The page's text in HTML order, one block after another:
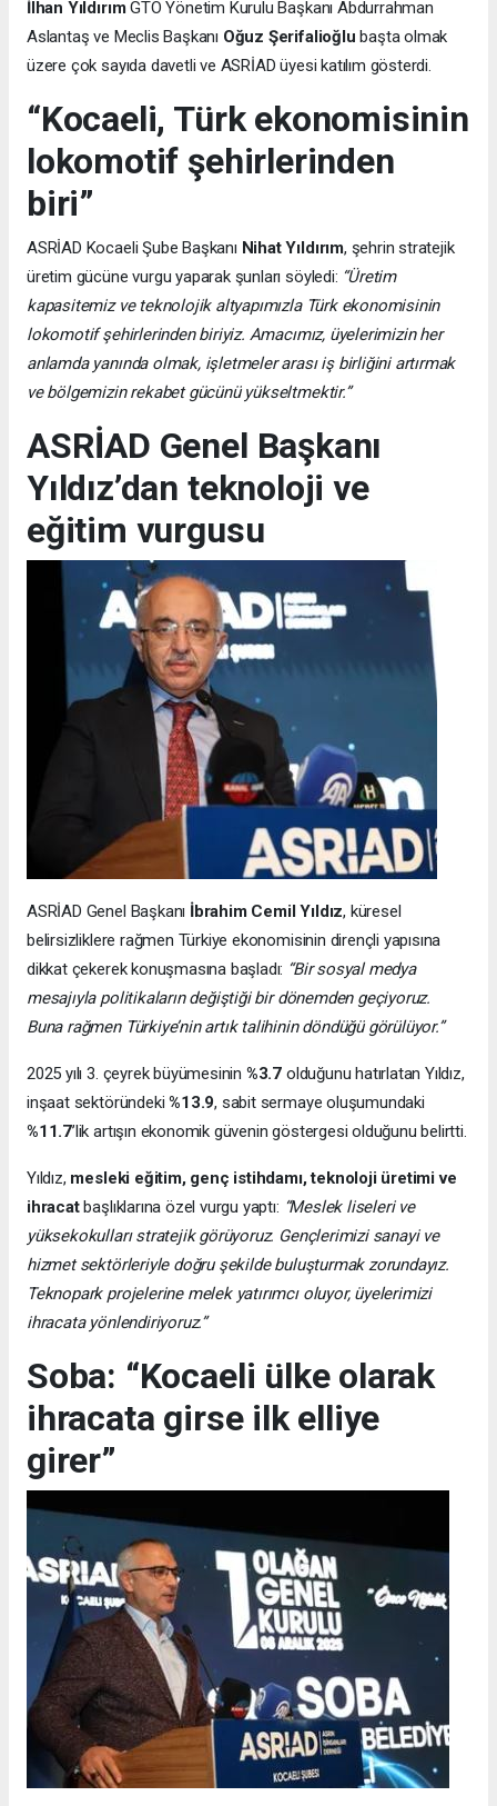
İlhan YıldırımGTO Yönetim Kurulu Başkanı Abdurrahman
Aslantaş ve Meclis Başkanı Oğuz Şerifalioğlu başta olmak
üzere çok sayıda davetli ve ASRİAD üyesi katılım gösterdi.
“Kocaeli, Türk ekonomisinin
lokomotif şehirlerinden
biri”
ASRİAD Kocaeli Şube Başkanı Nihat Yıldırım, şehrin stratejik
üretim gücüne vurgu yaparak şunları söyledi: “Üretim
kapasitemiz ve teknolojik altyapımızla Türk ekonomisinin
lokomotif şehirlerinden biriyiz. Amacımız, üyelerimizin her
anlamda yanında olmak, işletmeler arası iş birliğini artırmak
ve bölgemizin rekabet gücünü yükseltmektir.”
ASRİAD Genel Başkanı
Yıldız’dan teknoloji ve
eğitim vurgusu
ASRİAD Genel Başkanı İbrahim Cemil Yıldız, küresel
belirsizliklere rağmen Türkiye ekonomisinin dirençli yapısına
dikkat çekerek konuşmasına başladı: “Bir sosyal medya
mesajıyla politikaların değiştiği bir dönemden geçiyoruz.
Buna rağmen Türkiye’nin artık talihinin döndüğü görülüyor.”
2025 yılı 3. çeyrek büyümesinin %3.7 olduğunu hatırlatan Yıldız,
inşaat sektöründeki%13.9, sabit sermaye oluşumundaki
%11.7’lik artışın ekonomik güvenin göstergesi olduğunu belirtti.
Yıldız, mesleki eğitim, genç istihdamı, teknoloji üretimi ve
ihracatbaşlıklarına özel vurgu yaptı: “Meslek liseleri ve
yüksekokulları stratejik görüyoruz. Gençlerimizi sanayi ve
hizmet sektörleriyle doğru şekilde buluşturmak zorundayız.
Teknopark projelerine melek yatırımcı oluyor, üyelerimizi
ihracata yönlendiriyoruz.”
Soba: “Kocaeli ülke olarak
ihracata girse ilk elliye
girer”